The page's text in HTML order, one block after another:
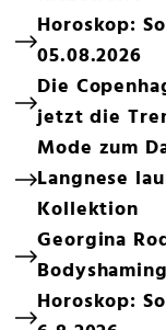
Horoskop:
05.08.2026
Die
jetzt die
Mode zum
Langnese
Kollektion
Georgina
Horoskop: